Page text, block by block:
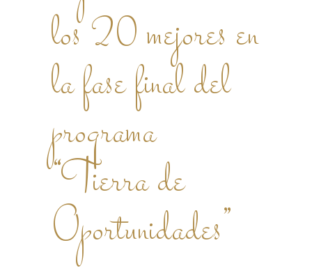
los 20 mejores en
la fase final del
programa
“Tierra de
Oportunidades”